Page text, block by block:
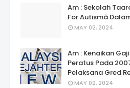
Am : Sekolah
For Autismâ
MAY 02, 2024
Am : Kenaikan
Peratus Pada
Pelaksana Gred
MAY 02, 2024